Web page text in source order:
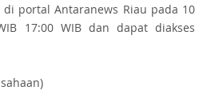
portal Antaranews Riau pada 10
17:00 WIB dan dapat diakses